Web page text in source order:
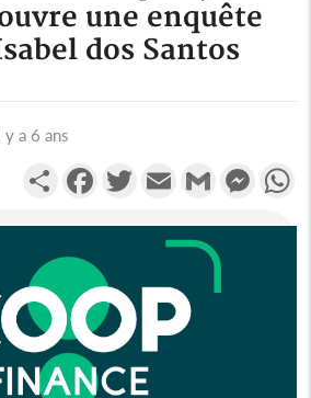
une enquête
dos Santos
y a 6 ans
PartagerFacebookTwitterEmail Gmail